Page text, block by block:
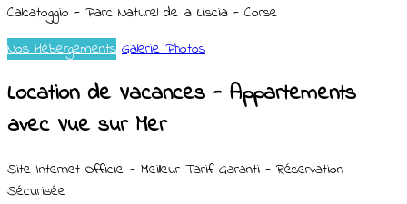
Calcatoggio - Parc Naturel de la Liscia - Corse
Nos Hébergements Galerie Photos
Location de Vacances - Appartements
avec Vue sur Mer
Site Internet Officiel - Meilleur Tarif Garanti - Réservation
Sécurisée